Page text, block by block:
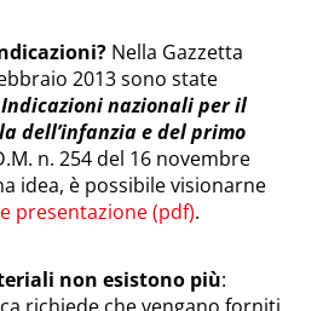
Nella Gazzetta
2013 sono state
Indicazioni nazionali per il
dell’infanzia e del primo
n. 254 del 16 novembre
idea, è possibile visionarne
presentazione (pdf).
non esistono più: